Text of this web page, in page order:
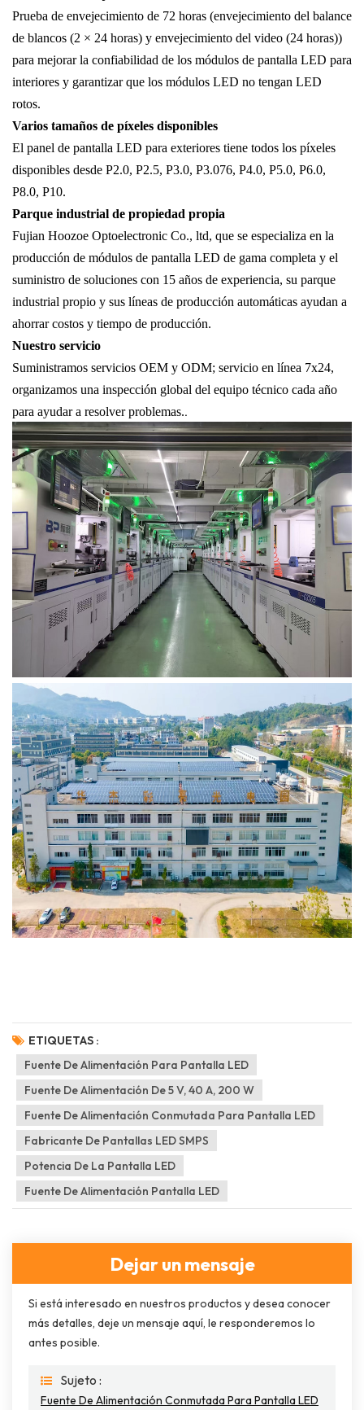
Prueba de envejecimiento de 72 horas (envejecimiento del balance
de blancos (2 × 24 horas) y envejecimiento del video (24 horas))
para mejorar la confiabilidad de los módulos de pantalla LED para
interiores y garantizar que los módulos LED no tengan LED
rotos.
Varios tamaños de píxeles disponibles
El panel de pantalla LED para exteriores tiene todos los píxeles
disponibles desde P2.0, P2.5, P3.0, P3.076, P4.0, P5.0, P6.0,
P8.0, P10.
Parque industrial de propiedad propia
Fujian Hoozoe Optoelectronic Co., ltd, que se especializa en la
producción de módulos de pantalla LED de gama completa y el
suministro de soluciones con 15 años de experiencia, su parque
industrial propio y sus líneas de producción automáticas ayudan a
ahorrar costos y tiempo de producción.
Nuestro servicio
Suministramos servicios OEM y ODM; servicio en línea 7x24,
organizamos una inspección global del equipo técnico cada año
para ayudar a resolver problemas..
ETIQUETAS :
Fuente De Alimentación Para Pantalla LED
Fuente De Alimentación De 5 V, 40 A, 200 W
Fuente De Alimentación Conmutada Para Pantalla LED
Fabricante De Pantallas LED SMPS
Potencia De La Pantalla LED
Fuente De Alimentación Pantalla LED
Dejar un mensaje
Si está interesado en nuestros productos y desea conocer
más detalles, deje un mensaje aquí, le responderemos lo
antes posible.
Sujeto :
Fuente De Alimentación Conmutada Para Pantalla LED